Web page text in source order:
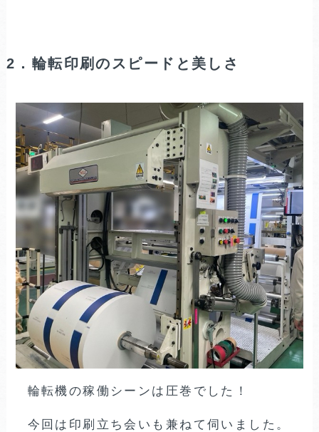
2．輪転印刷のスピードと美しさ
輪転機の稼働シーンは圧巻でした！
今回は印刷立ち会いも兼ねて伺いました。